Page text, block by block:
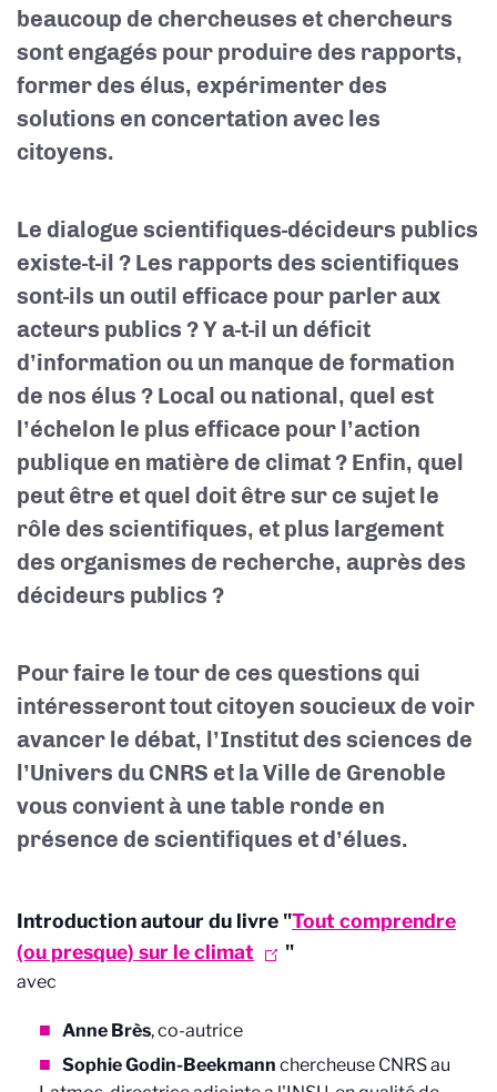
beaucoup de chercheuses et chercheurs
sont engagés pour produire des rapports,
former des élus, expérimenter des
solutions en concertation avec les
citoyens.
Le dialogue scientifiques-décideurs publics
existe-t-il ? Les rapports des scientifiques
sont-ils un outil efficace pour parler aux
acteurs publics ? Y a-t-il un déficit
d’information ou un manque de formation
de nos élus ? Local ou national, quel est
l’échelon le plus efficace pour l’action
publique en matière de climat ? Enfin, quel
peut être et quel doit être sur ce sujet le
rôle des scientifiques, et plus largement
des organismes de recherche, auprès des
décideurs publics ?
Pour faire le tour de ces questions qui
intéresseront tout citoyen soucieux de voir
avancer le débat, l’Institut des sciences de
l’Univers du CNRS et la Ville de Grenoble
vous convient à une table ronde en
présence de scientifiques et d’élues.
Introduction autour du livre "Tout comprendre
(ou presque) sur le climat
"
avec
Anne Brès, co-autrice
Sophie Godin-Beekmann chercheuse CNRS au